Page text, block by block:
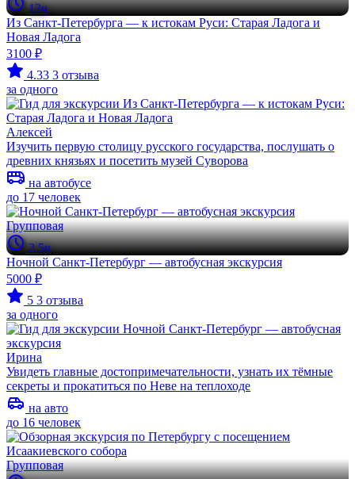
13ч
Из Санкт-Петербурга — к истокам Руси: Старая Ладога и
Новая Ладога
3100 ₽
4.33 3 отзыва
за одного
Алексей
Изучить первую столицу русского государства, послушать о
древних князьях и посетить музей Суворова
на автобусе
до 17 человек
Групповая
2.5ч
Ночной Санкт-Петербург — автобусная экскурсия
5000 ₽
5 3 отзыва
за одного
Ирина
Увидеть главные достопримечательности, узнать их тёмные
секреты и прокатиться по Неве на теплоходе
на авто
до 16 человек
Групповая